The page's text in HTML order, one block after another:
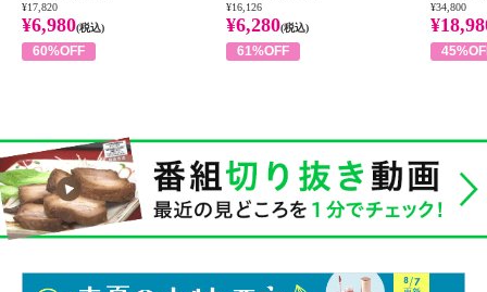
¥17,820
¥6,980(税込)
60%OFF
¥16,126
¥6,280(税込)
61%OFF
¥34,800